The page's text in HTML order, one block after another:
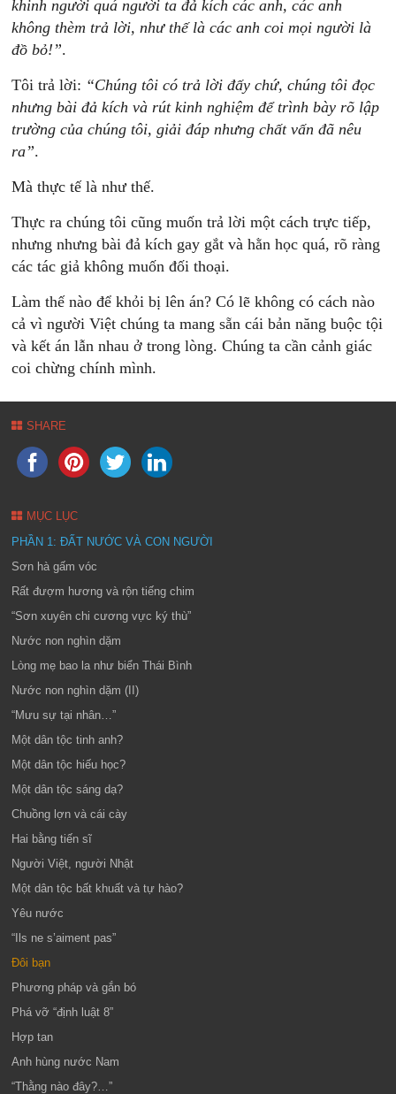
khinh người quá người ta đả kích các anh, các anh
không thèm trả lời, như thế là các anh coi mọi người là
đồ bỏ!”.
Tôi trả lời: “Chúng tôi có trả lời đấy chứ, chúng tôi đọc
nhưng bài đả kích và rút kinh nghiệm để trình bày rõ lập
trường của chúng tôi, giải đáp nhưng chất vấn đã nêu
ra”.
Mà thực tế là như thế.
Thực ra chúng tôi cũng muốn trả lời một cách trực tiếp,
nhưng nhưng bài đả kích gay gắt và hằn học quá, rõ ràng
các tác giả không muốn đối thoại.
Làm thế nào để khỏi bị lên án? Có lẽ không có cách nào
cả vì người Việt chúng ta mang sẵn cái bản năng buộc tội
và kết án lẫn nhau ở trong lòng. Chúng ta cần cảnh giác
coi chừng chính mình.
SHARE
MỤC LỤC
PHẦN 1: ĐẤT NƯỚC VÀ CON NGƯỜI
Sơn hà gấm vóc
Rất đượm hương và rộn tiếng chim
“Sơn xuyên chi cương vực ký thù”
Nước non nghìn dặm
Lòng mẹ bao la như biển Thái Bình
Nước non nghìn dặm (II)
“Mưu sự tại nhân…”
Một dân tộc tinh anh?
Một dân tộc hiếu học?
Một dân tộc sáng dạ?
Chuồng lợn và cái cày
Hai bằng tiến sĩ
Người Việt, người Nhật
Một dân tộc bất khuất và tự hào?
Yêu nước
“Ils ne s’aiment pas”
Đôi bạn
Phương pháp và gắn bó
Phá vỡ “định luật 8”
Hợp tan
Anh hùng nước Nam
“Thằng nào đây?…”